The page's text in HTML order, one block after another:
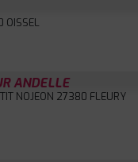
OISSEL
ANDELLE
NOJEON 27380 FLEURY